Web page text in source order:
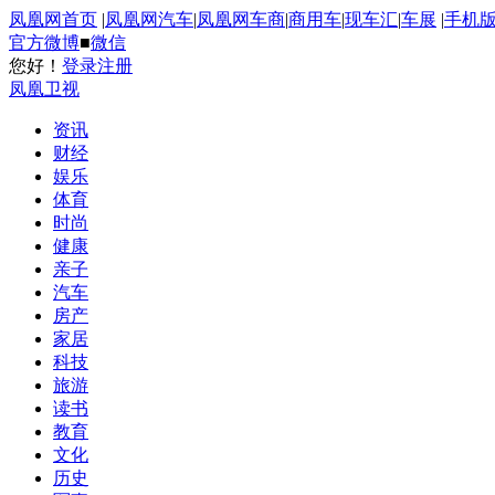
凤凰网首页 |凤凰网汽车|凤凰网车商|商用车|现车汇|车展 |手机版
官方微博■微信
您好！ 登录注册
凤凰卫视
资讯
财经
娱乐
体育
时尚
健康
亲子
汽车
房产
家居
科技
旅游
读书
教育
文化
历史